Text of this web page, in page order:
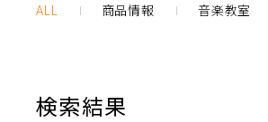
ALL 商品情報 音楽教室
検索結果